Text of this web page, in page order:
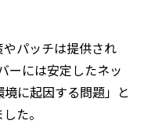
パッチは提供され
ーには安定したネッ
に起因する問題」と
た。